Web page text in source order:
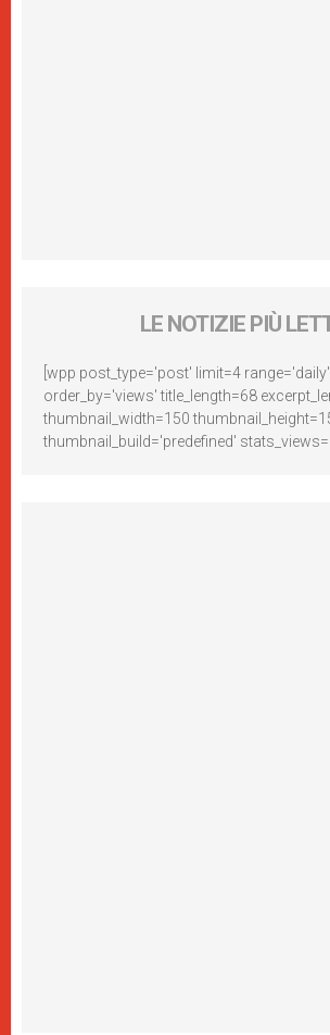
LE NOTIZIE PIÙ
[wpp post_type='post' limit=4 range='daily'
order_by='views' title_length=68
thumbnail_width=150
thumbnail_build='predefined'